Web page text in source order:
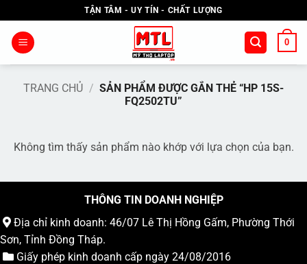
qua
nội
TẬN TÂM - UY TÍN - CHẤT LƯỢNG
0
TRANG CHỦ / SẢN PHẨM ĐƯỢC GẮN THẺ “HP 15S-
FQ2502TU”
Không tìm thấy sản phẩm nào khớp với lựa chọn của bạn.
THÔNG TIN DOANH NGHIỆP
Địa chỉ kinh doanh: 46/07 Lê Thị Hồng Gấm, Phường Thới
Sơn, Tỉnh Đồng Tháp.
Giấy phép kinh doanh cấp ngày 24/08/2016